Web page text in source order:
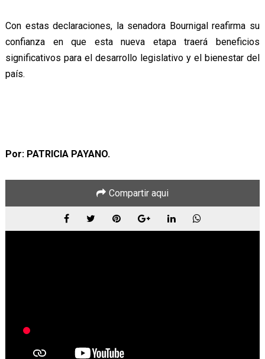
Con estas declaraciones, la senadora Bournigal reafirma su
confianza en que esta nueva etapa traerá beneficios
significativos para el desarrollo legislativo y el bienestar del
país.
Por: PATRICIA PAYANO.
Compartir aqui